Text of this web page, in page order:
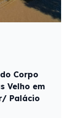
Corpo
Velho em
Palácio